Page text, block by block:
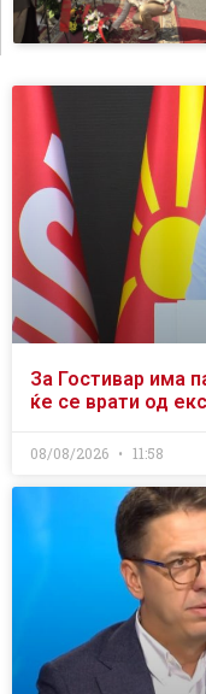
За Гостивар има
ќе се врати од
08/08/2026 11:58